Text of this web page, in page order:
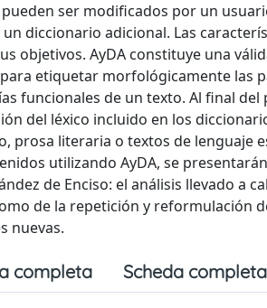
ser modificados por un
diccionario adicional. Las
objetivos. AyDA constituye una
etiquetar morfológicamente las
funcionales de un texto. Al final
del léxico incluido en los
prosa literaria o textos de lenguaje
utilizando AyDA, se
de Enciso: el análisis llevado a
de la repetición y reformulación
nuevas.
completa Scheda